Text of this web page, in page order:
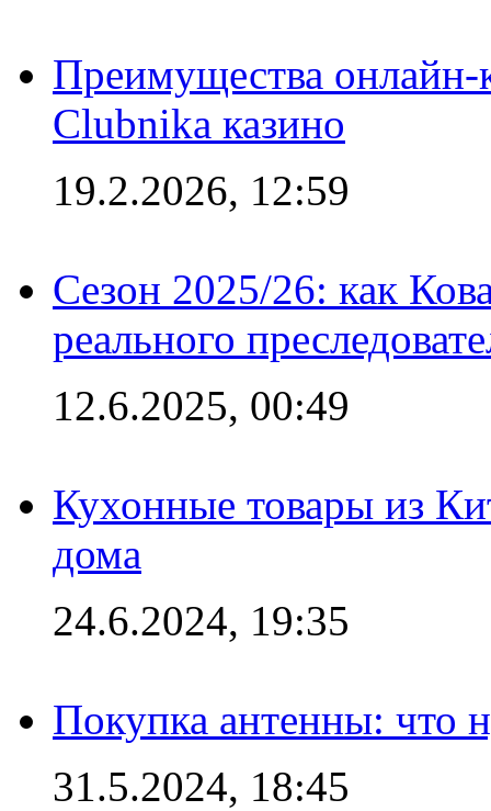
Преимущества онлайн-
Clubnika казино
19.2.2026, 12:59
Сезон 2025/26: как
реального
12.6.2025, 00:49
Кухонные товары из
дома
24.6.2024, 19:35
Покупка антенны: что
31.5.2024, 18:45